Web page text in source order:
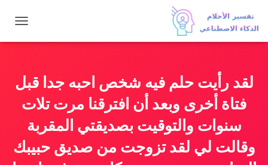
ب
ا
ل
لقد رأيت حلم فيه شخص احبه جدا قبل
فتاة أخرى وبعد أن افترقنا مرت تلات
سنوات والتوقيت بصديقتي المقربة
وقالت لي لقد تزوجت من صديق حبيبك